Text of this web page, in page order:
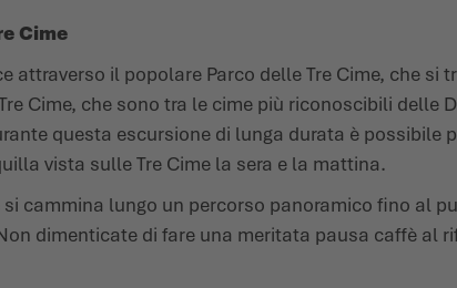
Cime
attraverso il popolare Parco delle Tre Cime, che
Cime, che sono tra le cime più riconoscibili
questa escursione di lunga durata è possibile
vista sulle Tre Cime la sera e la mattina.
cammina lungo un percorso panoramico fino al
dimenticate di fare una meritata pausa caffè al